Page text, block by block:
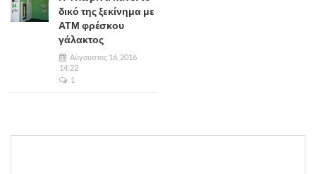
δικό της ξεκίνημα με
ΑΤΜ φρέσκου
γάλακτος
Αύγουστος 16, 2016
14:22
1